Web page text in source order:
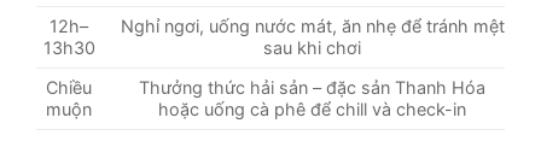
12h–
13h30
Nghỉ ngơi, uống nước mát, ăn nhẹ để tránh mệt
sau khi chơi
Chiều
muộn
Thưởng thức hải sản – đặc sản Thanh Hóa
hoặc uống cà phê để chill và check-in